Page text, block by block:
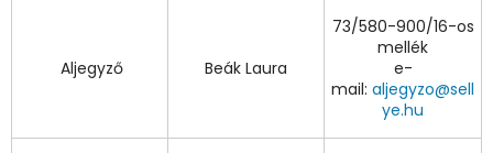
Aljegyző Beák Laura
73/580-900/16-os
mellék
e-
mail: aljegyzo@sell
ye.hu